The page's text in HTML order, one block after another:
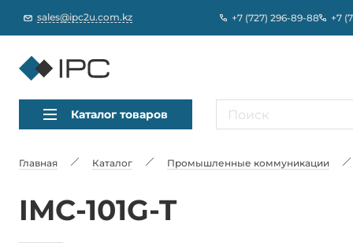
sales@ipc2u.com.kz +7 (727) 296-89-88 +7
Каталог товаров
Главная Каталог Промышленные коммуникации
IMC-101G-T